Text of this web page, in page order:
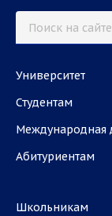
Университет
Студентам
Международная
Абитуриентам
Школьникам